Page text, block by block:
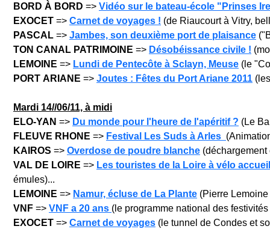
BORD À BORD => Vidéo sur le bateau-école "Prinses
EXOCET => Carnet de voyages ! (de Riaucourt à Vitry,
PASCAL => Jambes, son deuxième port de plaisance
TON CANAL PATRIMOINE => Désobéissance civile !
LEMOINE => Lundi de Pentecôte à Sclayn, Meuse (le
PORT ARIANE => Joutes : Fêtes du Port Ariane 2011
Mardi 14//06/11, à midi
ELO-YAN => Du monde pour l'heure de l'apéritif ? (Le
FLEUVE RHONE => Festival Les Suds à Arles
KAIROS => Overdose de poudre blanche (déchargement
VAL DE LOIRE => Les touristes de la Loire à vélo
émules)...
LEMOINE => Namur, écluse de La Plante (Pierre
VNF => VNF a 20 ans (le programme national des
EXOCET => Carnet de voyages (le tunnel de Condes et